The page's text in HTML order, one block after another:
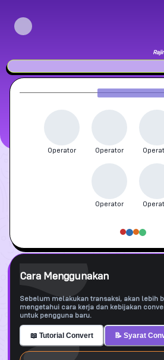
Operator Operator
Operator
Cara Menggunakan
Sebelum melakukan transaksi, akan lebih
mengetahui cara kerja dan kebijakan
untuk pengguna baru.
📖 Tutorial Convert 📝 Syarat